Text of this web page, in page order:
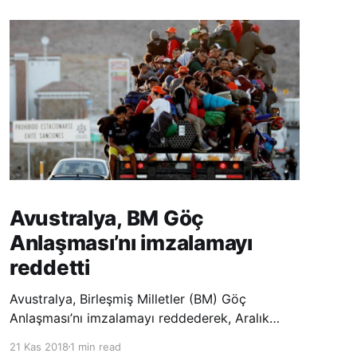
Avustralya, BM Göç
Anlaşması’nı imzalamayı
reddetti
Avustralya, Birleşmiş Milletler (BM) Göç
Anlaşması’nı imzalamayı reddederek, Aralık
21 Kas 20181 min read